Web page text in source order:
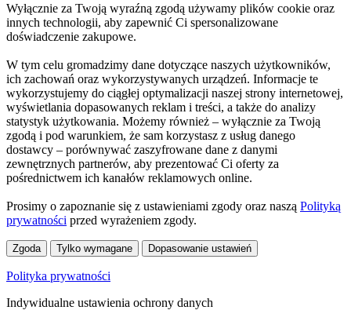
Wyłącznie za Twoją wyraźną zgodą używamy plików cookie oraz
innych technologii, aby zapewnić Ci spersonalizowane
doświadczenie zakupowe.
W tym celu gromadzimy dane dotyczące naszych użytkowników,
ich zachowań oraz wykorzystywanych urządzeń. Informacje te
wykorzystujemy do ciągłej optymalizacji naszej strony internetowej,
wyświetlania dopasowanych reklam i treści, a także do analizy
statystyk użytkowania. Możemy również – wyłącznie za Twoją
zgodą i pod warunkiem, że sam korzystasz z usług danego
dostawcy – porównywać zaszyfrowane dane z danymi
zewnętrznych partnerów, aby prezentować Ci oferty za
pośrednictwem ich kanałów reklamowych online.
Prosimy o zapoznanie się z ustawieniami zgody oraz naszą Polityką
prywatności przed wyrażeniem zgody.
Zgoda Tylko wymagane Dopasowanie ustawień
Polityka prywatności
Indywidualne ustawienia ochrony danych